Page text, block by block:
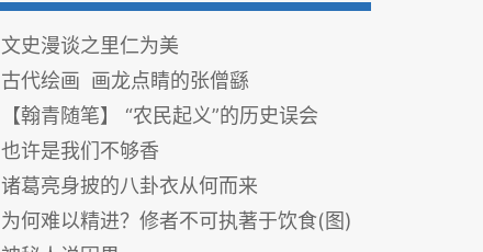
文史漫谈之里仁为美
古代绘画 画龙点睛的张僧繇
【翰青随笔】 “农民起义”的历史误会
也许是我们不够香
诸葛亮身披的八卦衣从何而来
为何难以精进？修者不可执著于饮食(图)